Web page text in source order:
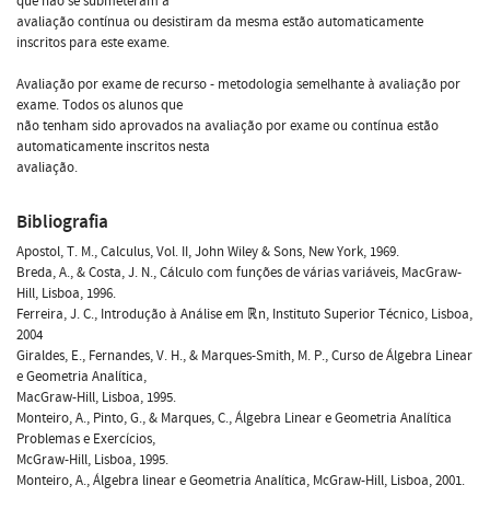
avaliação contínua ou desistiram da mesma estão automaticamente
inscritos para este exame.
Avaliação por exame de recurso - metodologia semelhante à avaliação por
exame. Todos os alunos que
não tenham sido aprovados na avaliação por exame ou contínua estão
automaticamente inscritos nesta
avaliação.
Bibliografia
Apostol, T. M., Calculus, Vol. II, John Wiley & Sons, New York, 1969.
Breda, A., & Costa, J. N., Cálculo com funções de várias variáveis, MacGraw-
Hill, Lisboa, 1996.
Ferreira, J. C., Introdução à Análise em ℝn, Instituto Superior Técnico, Lisboa,
2004
Giraldes, E., Fernandes, V. H., & Marques-Smith, M. P., Curso de Álgebra Linear
e Geometria Analítica,
MacGraw-Hill, Lisboa, 1995.
Monteiro, A., Pinto, G., & Marques, C., Álgebra Linear e Geometria Analítica
Problemas e Exercícios,
McGraw-Hill, Lisboa, 1995.
Monteiro, A., Álgebra linear e Geometria Analítica, McGraw-Hill, Lisboa, 2001.